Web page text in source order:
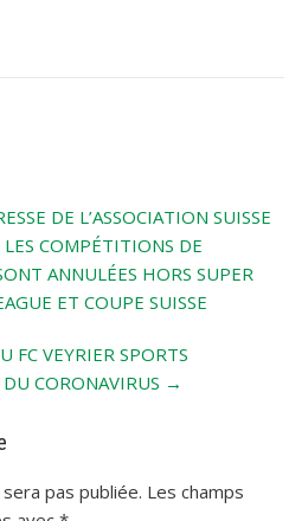
DE L’ASSOCIATION SUISSE
COMPÉTITIONS DE
ANNULÉES HORS SUPER
ET COUPE SUISSE
FC VEYRIER SPORTS
CORONAVIRUS →
pas publiée. Les champs